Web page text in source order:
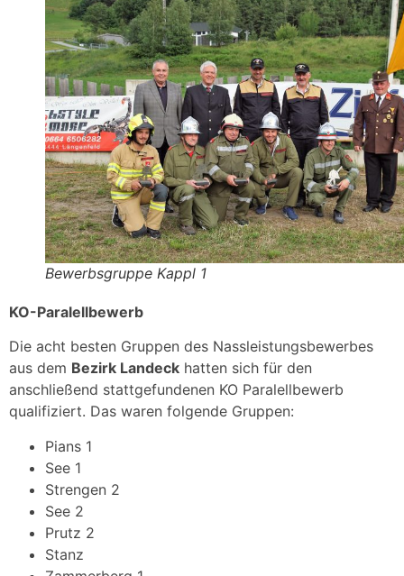
Bewerbsgruppe Kappl 1
KO-Paralellbewerb
Die acht besten Gruppen des Nassleistungsbewerbes
aus dem Bezirk Landeck hatten sich für den
anschließend stattgefundenen KO Paralellbewerb
qualifiziert. Das waren folgende Gruppen:
Pians 1
See 1
Strengen 2
See 2
Prutz 2
Stanz